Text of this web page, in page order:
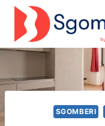
Salta
contenuto
SGOMBERI